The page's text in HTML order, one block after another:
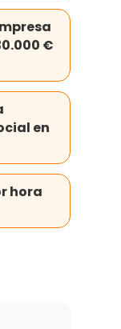
€
en
hora